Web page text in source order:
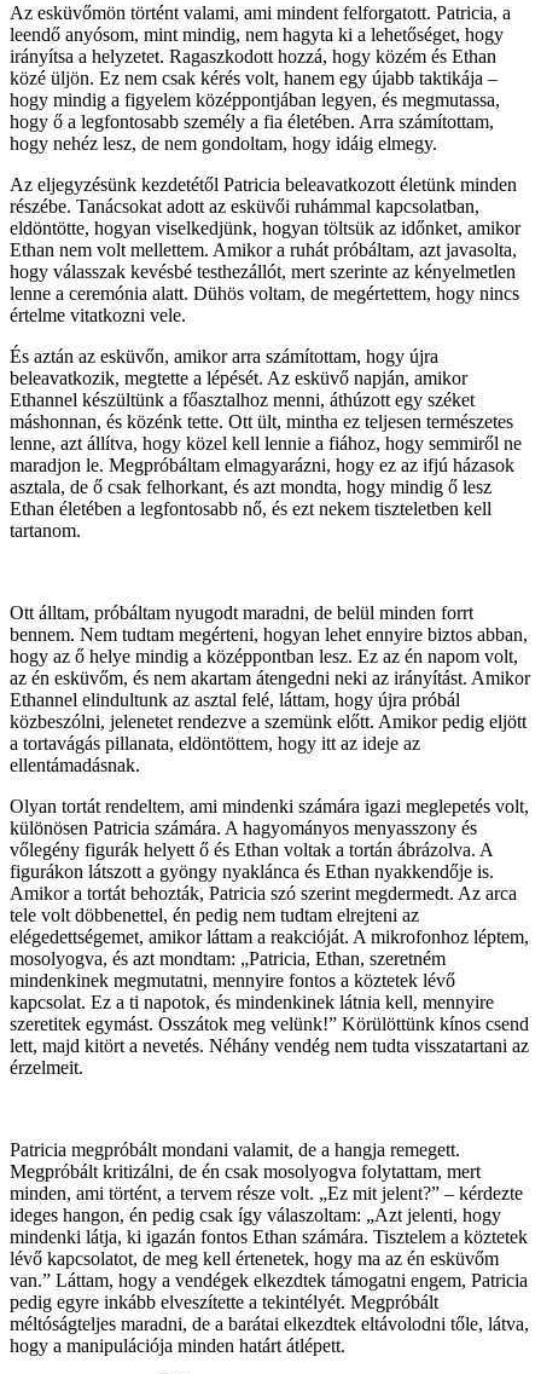
Az esküvőmön történt valami, ami mindent felforgatott. Patricia, a
leendő anyósom, mint mindig, nem hagyta ki a lehetőséget, hogy
irányítsa a helyzetet. Ragaszkodott hozzá, hogy közém és Ethan
közé üljön. Ez nem csak kérés volt, hanem egy újabb taktikája –
hogy mindig a figyelem középpontjában legyen, és megmutassa,
hogy ő a legfontosabb személy a fia életében. Arra számítottam,
hogy nehéz lesz, de nem gondoltam, hogy idáig elmegy.
Az eljegyzésünk kezdetétől Patricia beleavatkozott életünk minden
részébe. Tanácsokat adott az esküvői ruhámmal kapcsolatban,
eldöntötte, hogyan viselkedjünk, hogyan töltsük az időnket, amikor
Ethan nem volt mellettem. Amikor a ruhát próbáltam, azt javasolta,
hogy válasszak kevésbé testhezállót, mert szerinte az kényelmetlen
lenne a ceremónia alatt. Dühös voltam, de megértettem, hogy nincs
értelme vitatkozni vele.
És aztán az esküvőn, amikor arra számítottam, hogy újra
beleavatkozik, megtette a lépését. Az esküvő napján, amikor
Ethannel készültünk a főasztalhoz menni, áthúzott egy széket
máshonnan, és közénk tette. Ott ült, mintha ez teljesen természetes
lenne, azt állítva, hogy közel kell lennie a fiához, hogy semmiről ne
maradjon le. Megpróbáltam elmagyarázni, hogy ez az ifjú házasok
asztala, de ő csak felhorkant, és azt mondta, hogy mindig ő lesz
Ethan életében a legfontosabb nő, és ezt nekem tiszteletben kell
tartanom.
Ott álltam, próbáltam nyugodt maradni, de belül minden forrt
bennem. Nem tudtam megérteni, hogyan lehet ennyire biztos abban,
hogy az ő helye mindig a középpontban lesz. Ez az én napom volt,
az én esküvőm, és nem akartam átengedni neki az irányítást. Amikor
Ethannel elindultunk az asztal felé, láttam, hogy újra próbál
közbeszólni, jelenetet rendezve a szemünk előtt. Amikor pedig eljött
a tortavágás pillanata, eldöntöttem, hogy itt az ideje az
ellentámadásnak.
Olyan tortát rendeltem, ami mindenki számára igazi meglepetés volt,
különösen Patricia számára. A hagyományos menyasszony és
vőlegény figurák helyett ő és Ethan voltak a tortán ábrázolva. A
figurákon látszott a gyöngy nyaklánca és Ethan nyakkendője is.
Amikor a tortát behozták, Patricia szó szerint megdermedt. Az arca
tele volt döbbenettel, én pedig nem tudtam elrejteni az
elégedettségemet, amikor láttam a reakcióját. A mikrofonhoz léptem,
mosolyogva, és azt mondtam: „Patricia, Ethan, szeretném
mindenkinek megmutatni, mennyire fontos a köztetek lévő
kapcsolat. Ez a ti napotok, és mindenkinek látnia kell, mennyire
szeretitek egymást. Osszátok meg velünk!” Körülöttünk kínos csend
lett, majd kitört a nevetés. Néhány vendég nem tudta visszatartani az
érzelmeit.
Patricia megpróbált mondani valamit, de a hangja remegett.
Megpróbált kritizálni, de én csak mosolyogva folytattam, mert
minden, ami történt, a tervem része volt. „Ez mit jelent?” – kérdezte
ideges hangon, én pedig csak így válaszoltam: „Azt jelenti, hogy
mindenki látja, ki igazán fontos Ethan számára. Tisztelem a köztetek
lévő kapcsolatot, de meg kell értenetek, hogy ma az én esküvőm
van.” Láttam, hogy a vendégek elkezdtek támogatni engem, Patricia
pedig egyre inkább elveszítette a tekintélyét. Megpróbált
méltóságteljes maradni, de a barátai elkezdtek eltávolodni tőle, látva,
hogy a manipulációja minden határt átlépett.